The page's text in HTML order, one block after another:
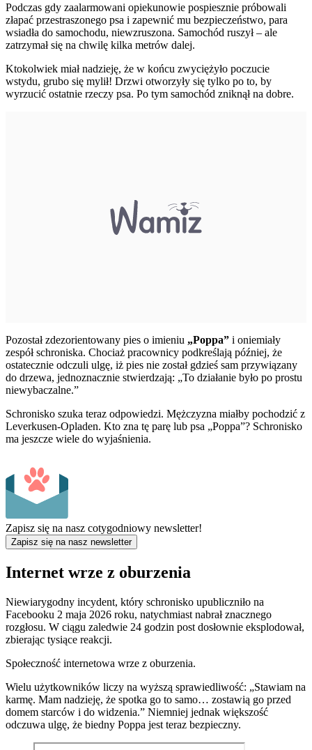
Podczas gdy zaalarmowani opiekunowie pospiesznie próbowali
złapać przestraszonego psa i zapewnić mu bezpieczeństwo, para
wsiadła do samochodu, niewzruszona. Samochód ruszył – ale
zatrzymał się na chwilę kilka metrów dalej.
Ktokolwiek miał nadzieję, że w końcu zwyciężyło poczucie
wstydu, grubo się mylił! Drzwi otworzyły się tylko po to, by
wyrzucić ostatnie rzeczy psa. Po tym samochód zniknął na dobre.
Pozostał zdezorientowany pies o imieniu „Poppa” i oniemiały
zespół schroniska. Chociaż pracownicy podkreślają później, że
ostatecznie odczuli ulgę, iż pies nie został gdzieś sam przywiązany
do drzewa, jednoznacznie stwierdzają: „To działanie było po prostu
niewybaczalne.”
Schronisko szuka teraz odpowiedzi. Mężczyzna miałby pochodzić z
Leverkusen-Opladen. Kto zna tę parę lub psa „Poppa”? Schronisko
ma jeszcze wiele do wyjaśnienia.
Zapisz się na nasz cotygodniowy newsletter!
Zapisz się na nasz newsletter
Internet wrze z oburzenia
Niewiarygodny incydent, który schronisko upubliczniło na
Facebooku 2 maja 2026 roku, natychmiast nabrał znacznego
rozgłosu. W ciągu zaledwie 24 godzin post dosłownie eksplodował,
zbierając tysiące reakcji.
Społeczność internetowa wrze z oburzenia.
Wielu użytkowników liczy na wyższą sprawiedliwość: „Stawiam na
karmę. Mam nadzieję, że spotka go to samo… zostawią go przed
domem starców i do widzenia.” Niemniej jednak większość
odczuwa ulgę, że biedny Poppa jest teraz bezpieczny.